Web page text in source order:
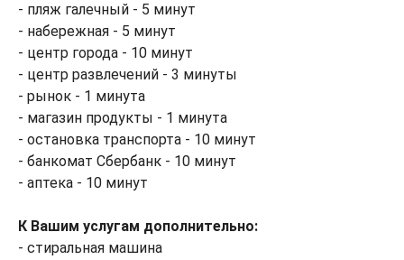
- пляж галечный - 5 минут
- набережная - 5 минут
- центр города - 10 минут
- центр развлечений - 3 минуты
- рынок - 1 минута
- магазин продукты - 1 минута
- остановка транспорта - 10 минут
- банкомат Сбербанк - 10 минут
- аптека - 10 минут
К Вашим услугам дополнительно:
- стиральная машина